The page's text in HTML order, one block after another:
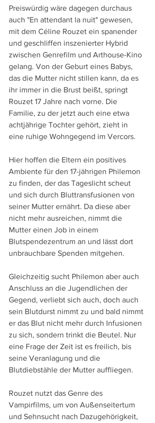
Preiswürdig wäre dagegen durchaus
auch "En attendant la nuit" gewesen,
mit dem Céline Rouzet ein spanender
und geschliffen inszenierter Hybrid
zwischen Genrefilm und Arthouse-Kino
gelang. Von der Geburt eines Babys,
das die Mutter nicht stillen kann, da es
ihr immer in die Brust beißt, springt
Rouzet 17 Jahre nach vorne. Die
Familie, zu der jetzt auch eine etwa
achtjährige Tochter gehört, zieht in
eine ruhige Wohngegend im Vercors.
Hier hoffen die Eltern ein positives
Ambiente für den 17-jährigen Philemon
zu finden, der das Tageslicht scheut
und sich durch Bluttransfusionen von
seiner Mutter ernährt. Da diese aber
nicht mehr ausreichen, nimmt die
Mutter einen Job in einem
Blutspendezentrum an und lässt dort
unbrauchbare Spenden mitgehen.
Gleichzeitig sucht Philemon aber auch
Anschluss an die Jugendlichen der
Gegend, verliebt sich auch, doch auch
sein Blutdurst nimmt zu und bald nimmt
er das Blut nicht mehr durch Infusionen
zu sich, sondern trinkt die Beutel. Nur
eine Frage der Zeit ist es freilich, bis
seine Veranlagung und die
Blutdiebstähle der Mutter auffliegen.
Rouzet nutzt das Genre des
Vampirfilms, um von Außenseitertum
und Sehnsucht nach Dazugehörigkeit,